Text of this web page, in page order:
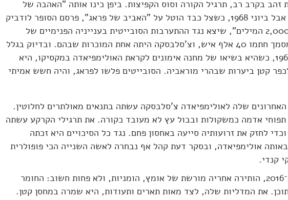
זהב בקרב רב, תרגיל הקורה וסוס הקפיצות. ביפן כינו אותה "האהבה של
טוקיו". אבל ביוני 1968, כשצל כבד הוטל על "האביב של פראג", פרסם הסופר לודביק
ואצוליק את "מנשר 2,000 המילים", שיצא נגד ההתערבות הסובייטית בענייניה הפנימיים של
צ'כוסלובקיה. על המסמך חתמו 40 אלף איש, וצ'סלבסקה היתה אחת המוכרות שבהם. ובדיוק בגלל
זה, ב־20 באוגוסט 1968, כשהיא בשיאו של מחנה אימונים לקראת האולימפיאדה במקסיקו, היא
קטן ביערות שבהרי מוראביה. הסובייטים פלשו לפראג, והיה חשש אמיתי
שלה לאולימפיאדה צ'סלבסקה עשתה בתנאים מאולתרים לחלוטין.
אדמה כמשקולות ובבול עץ לא מעובד כקורה. את תרגילי הקרקע עשתה
לחזק את זרועותיה סייעה באחסון פחם. נגד כל הסיכויים היא זכתה
אולימפיאדה, ובסקר דעת קהל אף נבחרה לאשה השנייה הכי פופולרית
קנדי.
צ'סלבסקה, שמתה ב־2016, הותירה אחריה מורשת של אומץ, הומניות, ולא פחות חשוב: החומר
את המדליות שלה, לצד מאות תארים ותעודות, היא שמרה במחסן קטן.